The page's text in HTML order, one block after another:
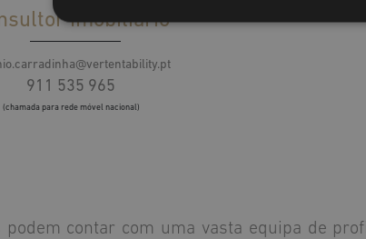
Imobiliário
911 535 965
(chamada para rede móvel nacional)
podem contar com uma vasta equipa de